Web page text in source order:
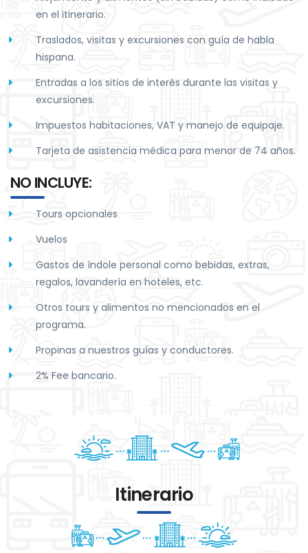
en el itinerario.
Traslados, visitas y excursiones con guía de habla
hispana.
Entradas a los sitios de interés durante las visitas y
excursiones.
Impuestos habitaciones, VAT y manejo de equipaje.
Tarjeta de asistencia médica para menor de 74 años.
NO INCLUYE:
Tours opcionales
Vuelos
Gastos de índole personal como bebidas, extras,
regalos, lavandería en hoteles, etc.
Otros tours y alimentos no mencionados en el
programa.
Propinas a nuestros guías y conductores.
2% Fee bancario.
Itinerario